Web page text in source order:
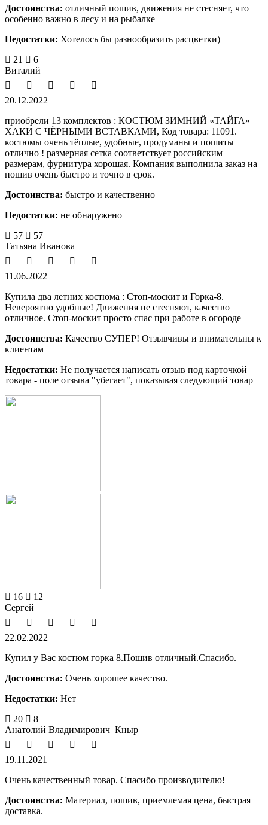
Достоинства: отличный пошив, движения не стесняет, что
особенно важно в лесу и на рыбалке
Недостатки: Хотелось бы разнообразить расцветки)
21
6
Виталий
20.12.2022
приобрели 13 комплектов : КОСТЮМ ЗИМНИЙ «ТАЙГА»
ХАКИ С ЧЁРНЫМИ ВСТАВКАМИ, Код товара: 11091.
костюмы очень тёплые, удобные, продуманы и пошиты
отлично ! размерная сетка соответствует российским
размерам, фурнитура хорошая. Компания выполнила заказ на
пошив очень быстро и точно в срок.
Достоинства: быстро и качественно
Недостатки: не обнаружено
57
57
Татьяна Иванова
11.06.2022
Купила два летних костюма : Стоп-москит и Горка-8.
Невероятно удобные! Движения не стесняют, качество
отличное. Стоп-москит просто спас при работе в огороде
Достоинства: Качество СУПЕР! Отзывчивы и внимательны к
клиентам
Недостатки: Не получается написать отзыв под карточкой
товара - поле отзыва "убегает", показывая следующий товар
16
12
Сергей
22.02.2022
Купил у Вас костюм горка 8.Пошив отличный.Спасибо.
Достоинства: Очень хорошее качество.
Недостатки: Нет
20
8
Анатолий Владимирович Кныр
19.11.2021
Очень качественный товар. Спасибо производителю!
Достоинства: Материал, пошив, приемлемая цена, быстрая
доставка.